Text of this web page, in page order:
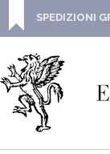
SPEDIZIONI